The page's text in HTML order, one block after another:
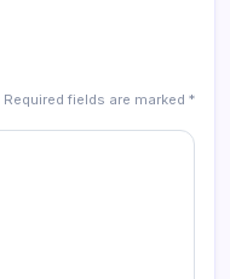
Required fields are marked *